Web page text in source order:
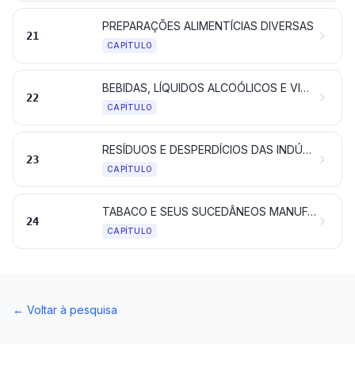
21
PREPARAÇÕES ALIMENTÍCIAS DIVERSAS
CAPÍTULO
22
BEBIDAS, LÍQUIDOS ALCOÓLICOS E VINAGRES
CAPÍTULO
23
RESÍDUOS E DESPERDÍCIOS DAS INDÚSTRIAS ALIMENTARES; ALIMENTOS PREPARADOS PARA ANIMAIS
CAPÍTULO
24
TABACO E SEUS SUCEDÂNEOS MANUFATURADOS; PRODUTOS, MESMO COM NICOTINA, DESTINADOS À INALAÇÃO SEM COMBUSTÃO; OUTROS PRODUTOS QUE CONTENHAM NICOTINA DESTINADOS À ABSORÇÃO DA NICOTINA PELO CORPO HUMANO
CAPÍTULO
← Voltar à pesquisa